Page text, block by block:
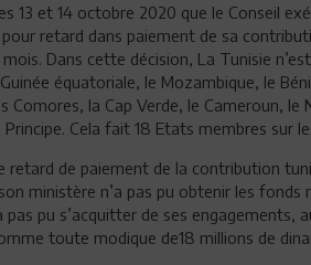
13 et 14 octobre 2020 que le Conseil
pour retard dans paiement de sa
Dans cette décision, La Tunisie
équatoriale, le Mozambique, le
Comores, la Cap Verde, le Cameroun,
Cela fait 18 Etats membres sur
retard de paiement de la contribution
son ministère n’a pas pu obtenir les
pas pu s’acquitter de ses engagements,
toute modique de18 millions de